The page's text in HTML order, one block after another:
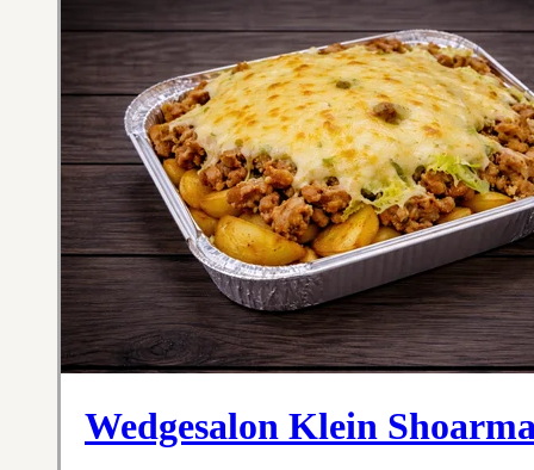
Wedgesalon Klein